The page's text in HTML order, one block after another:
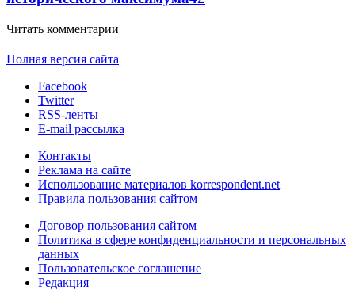
Читать комментарии
Полная версия сайта
Facebook
Twitter
RSS-ленты
E-mail рассылка
Контакты
Реклама на сайте
Использование материалов korrespondent.net
Правила пользования сайтом
Договор пользования сайтом
Политика в сфере конфиденциальности и персональных
данных
Пользовательское соглашение
Редакция